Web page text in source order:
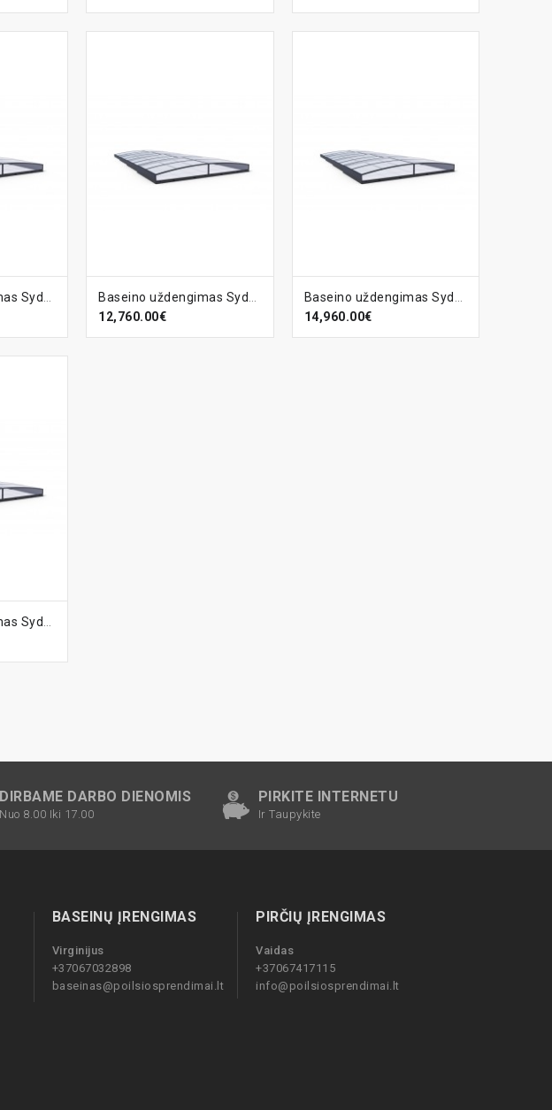
Baseino uždengimas Sydney-B CLEAR
Į KREPŠELĮ
Baseino uždengimas Sydney-BS
12,760.00€
Į KREPŠELĮ
Baseino uždengimas Sydney-BS CLEAR
14,960.00€
Baseino uždengimas Sydney-C CLEAR
DIRBAME DARBO DIENOMIS
Nuo 8.00 Iki 17.00
PIRKITE INTERNETU
Ir Taupykite
BASEINŲ ĮRENGIMAS
Virginijus
+37067032898
baseinas@poilsiosprendimai.lt
PIRČIŲ ĮRENGIMAS
Vaidas
+37067417115
info@poilsiosprendimai.lt